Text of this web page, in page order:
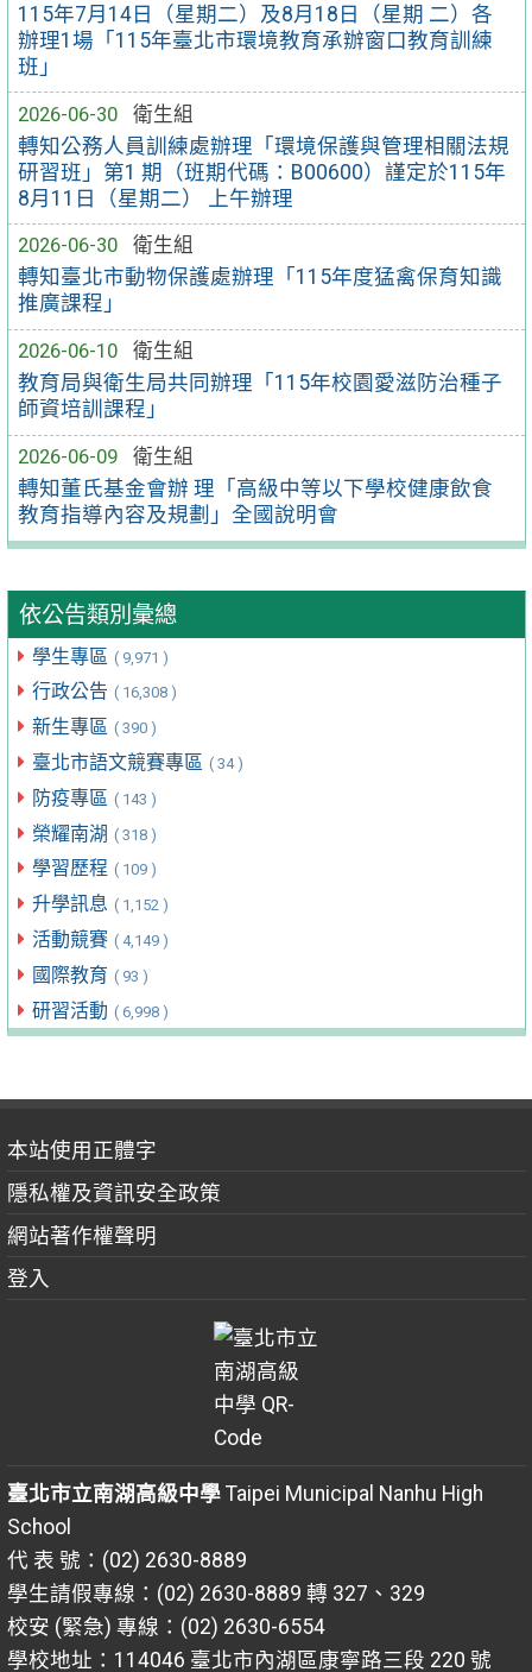
115年7月14日（星期二）及8月18日（星期 二）各
辦理1場「115年臺北市環境教育承辦窗口教育訓練
班」
2026-06-30
衛生組
轉知公務人員訓練處辦理「環境保護與管理相關法規
研習班」第1 期（班期代碼：B00600）謹定於115年
8月11日（星期二） 上午辦理
2026-06-30
衛生組
轉知臺北市動物保護處辦理「115年度猛禽保育知識
推廣課程」
2026-06-10
衛生組
教育局與衛生局共同辦理「115年校園愛滋防治種子
師資培訓課程」
2026-06-09
衛生組
轉知董氏基金會辦 理「高級中等以下學校健康飲食
教育指導內容及規劃」全國說明會
依公告類別彙總
學生專區 ( 9,971 )
行政公告 ( 16,308 )
新生專區 ( 390 )
臺北市語文競賽專區 ( 34 )
防疫專區 ( 143 )
榮耀南湖 ( 318 )
學習歷程 ( 109 )
升學訊息 ( 1,152 )
活動競賽 ( 4,149 )
國際教育 ( 93 )
研習活動 ( 6,998 )
本站使用正體字
隱私權及資訊安全政策
網站著作權聲明
登入
臺北市立南湖高級中學Taipei Municipal Nanhu High
School
代 表 號：(02) 2630-8889
學生請假專線：(02) 2630-8889 轉 327、329
校安 (緊急) 專線：(02) 2630-6554
學校地址：114046 臺北市內湖區康寧路三段 220 號